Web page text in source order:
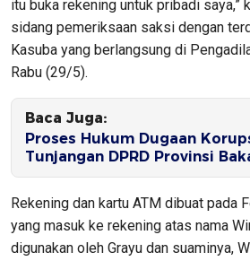
itu buka rekening untuk pribadi saya,”
sidang pemeriksaan saksi dengan
Kasuba yang berlangsung di
Rabu (29/5).
Baca Juga:
Proses Hukum Dugaan
Tunjangan DPRD Provinsi
Rekening dan kartu ATM dibuat pada
yang masuk ke rekening atas nama
digunakan oleh Grayu dan suaminya,